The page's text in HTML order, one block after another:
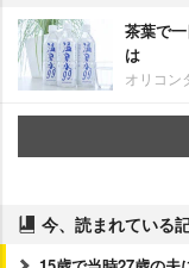
茶葉で
は
オリコン
今、読まれている